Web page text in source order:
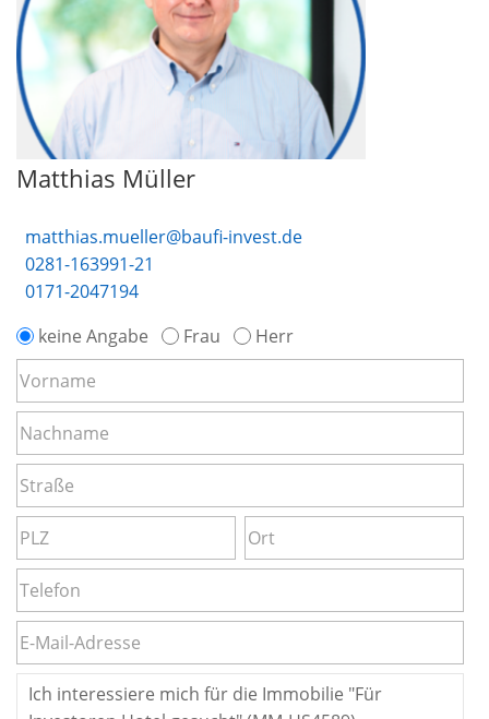
Matthias Müller
matthias.mueller@baufi-invest.de
0281-163991-21
0171-2047194
keine Angabe
Frau Herr